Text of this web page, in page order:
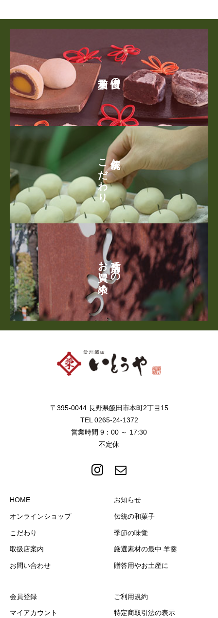
帯
:
1
2
–
¥
2
6
7
自慢の
伝統と
こだわり
店舗での
お買い求め
〒395-0044 長野県飯田市本町2丁目15
TEL 0265-24-1372
営業時間 9：00 ～ 17:30
不定休
HOME
オンラインショップ
こだわり
取扱店案内
お問い合わせ
お知らせ
伝統の和菓子
季節の味覚
厳選素材の最中 羊羹
贈答用やお土産に
会員登録
マイアカウント
ご利用規約
特定商取引法の表示